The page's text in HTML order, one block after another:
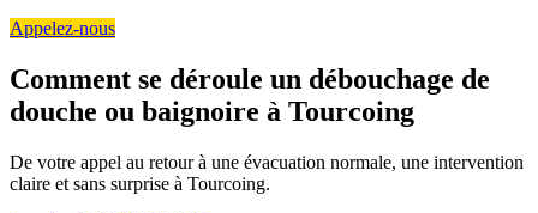
Appelez-nous
Comment se déroule un débouchage de
douche ou baignoire à Tourcoing
De votre appel au retour à une évacuation normale, une intervention
claire et sans surprise à Tourcoing.